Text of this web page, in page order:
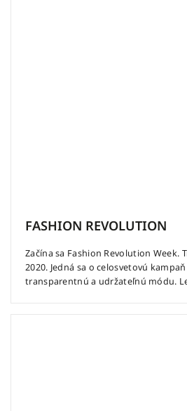
FASHION REVOLUTION
Začína sa Fashion Revolution Week.
2020. Jedná sa o celosvetovú
transparentnú a udržateľnú módu.